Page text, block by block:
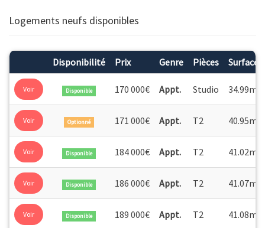
Le quartier offre un environnement complet avec des
scolaires, des équipements sportifs et culturels accessibles à
pied. Le Parc des Coquibus, offre également 20 hectares
d'espaces verts et de détente avec espaces de jeux pour
enfants et aires de pique-nique.
« Les Terrasses du Parc » propose 91 appartements en
accession, du studio au 5 pièces, tous prolongés par un
espace extérieur privatif : loggia, balcon, terrasse ou jardin.
Les derniers étages bénéficient de très belles terrasses aux
volumes généreux, offrant un véritable prolongement de
l'espace de vie. Chaque logement dispose également d'une
place de parking, garantissant un confort d'usage au
quotidien.
Logements neufs disponibles
Disponibilité Prix Genre Pièces Surface
Voir Disponible 170 000€ Appt. Studio 34.99m
Voir Optionné 171 000€ Appt. T2 40.95m
Voir Disponible 184 000€ Appt. T2 41.02m
Voir Disponible 186 000€ Appt. T2 41.07m
Voir Disponible 189 000€ Appt. T2 41.08m